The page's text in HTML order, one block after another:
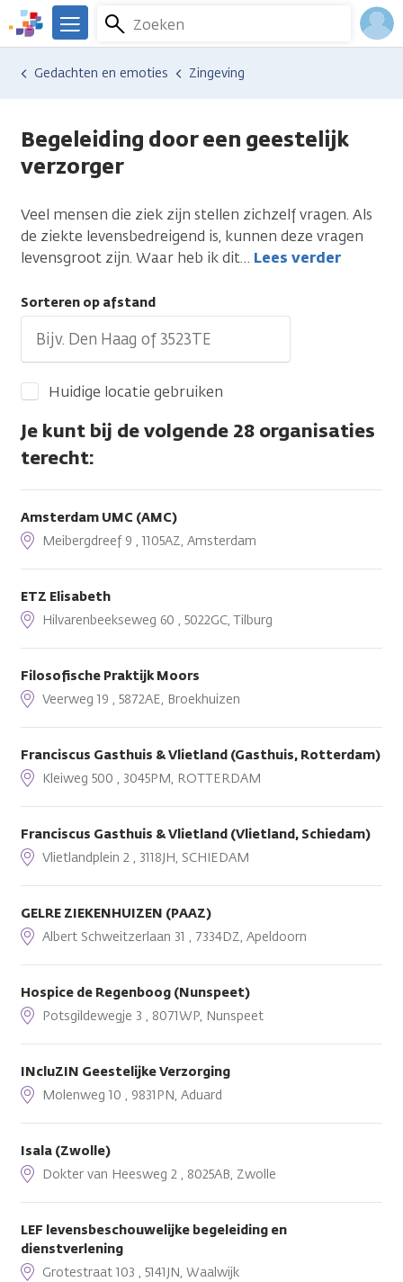
Overslaan
en
naar
We
er
Kanker.nl
Zoeken
Menu
Hulp en ondersteuning
Vind hulp bij kanker
Gedachten en emoties Zingeving
Begeleiding door een geestelijk
verzorger
Veel mensen die ziek zijn stellen zichzelf vragen. Als
de ziekte levensbedreigend is, kunnen deze vragen
levensgroot zijn. Waar heb ik dit… Lees verder
Sorteren op afstand
Huidige locatie gebruiken
Je kunt bij de volgende 28 organisaties
terecht:
Amsterdam UMC (AMC)
Meibergdreef 9 , 1105AZ, Amsterdam
ETZ Elisabeth
Hilvarenbeekseweg 60 , 5022GC, Tilburg
Filosofische Praktijk Moors
Veerweg 19 , 5872AE, Broekhuizen
Franciscus Gasthuis & Vlietland (Gasthuis, Rotterdam)
Kleiweg 500 , 3045PM, ROTTERDAM
Franciscus Gasthuis & Vlietland (Vlietland, Schiedam)
Vlietlandplein 2 , 3118JH, SCHIEDAM
GELRE ZIEKENHUIZEN (PAAZ)
Albert Schweitzerlaan 31 , 7334DZ, Apeldoorn
Hospice de Regenboog (Nunspeet)
Potsgildewegje 3 , 8071WP, Nunspeet
INcluZIN Geestelijke Verzorging
Molenweg 10 , 9831PN, Aduard
Isala (Zwolle)
Dokter van Heesweg 2 , 8025AB, Zwolle
LEF levensbeschouwelijke begeleiding en
dienstverlening
Grotestraat 103 , 5141JN, Waalwijk